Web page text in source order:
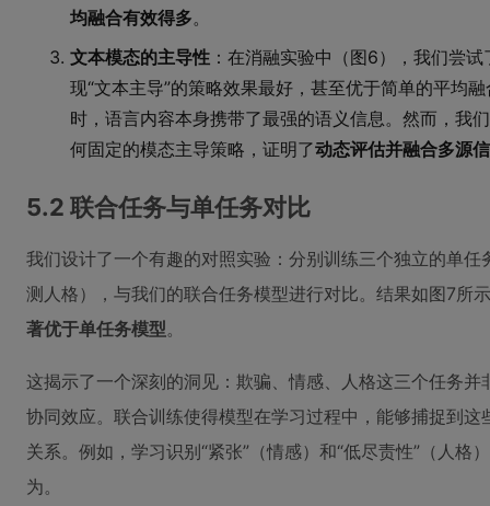
均融合有效得多。
文本模态的主导性 ：在消融实验中（图6），我们尝
现“文本主导”的策略效果最好，甚至优于简单的平均
时，语言内容本身携带了最强的语义信息。然而，我
何固定的模态主导策略，证明了动态评估并融合多源
5.2 联合任务与单任务对比
我们设计了一个有趣的对照实验：分别训练三个独立的单
测人格），与我们的联合任务模型进行对比。结果如图7所
著优于单任务模型。
这揭示了一个深刻的洞见：欺骗、情感、人格这三个任务
协同效应。联合训练使得模型在学习过程中，能够捕捉到
关系。例如，学习识别“紧张”（情感）和“低尽责性”（人格
为。